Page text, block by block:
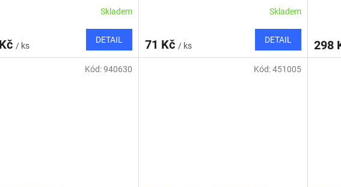
Skladem
/ ks
DETAIL
Skladem
71 Kč / ks
DETAIL 298
Kód:940630 Kód:451005